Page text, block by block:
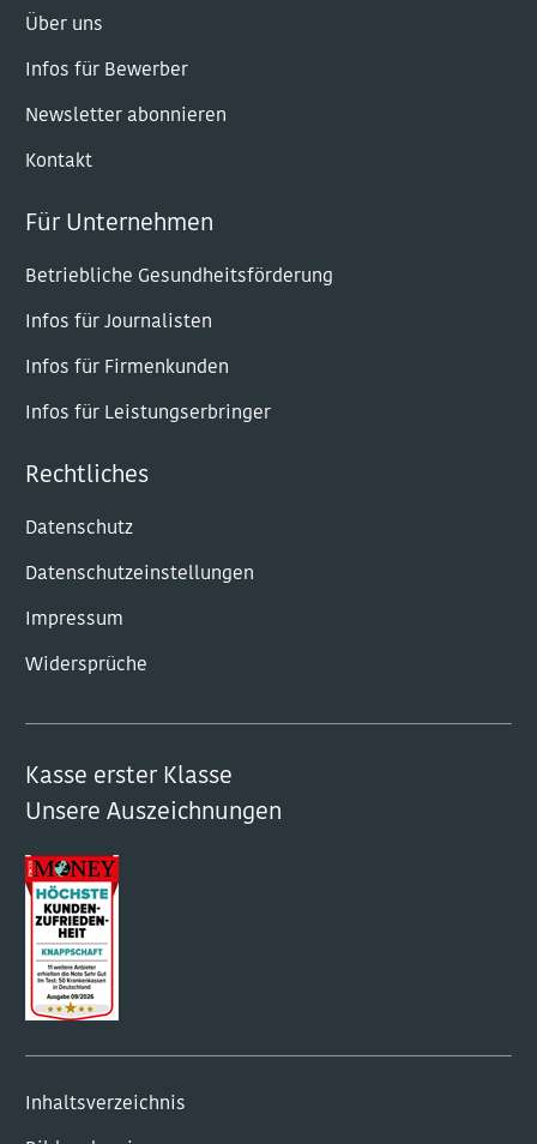
Über uns
Infos für Bewerber
Newsletter abonnieren
Kontakt
Für Unternehmen
Betriebliche Gesundheitsförderung
Infos für Journalisten
Infos für Firmenkunden
Infos für Leistungserbringer
Rechtliches
Datenschutz
Datenschutzeinstellungen
Impressum
Widersprüche
Kasse erster Klasse
Unsere Auszeichnungen
Inhaltsverzeichnis